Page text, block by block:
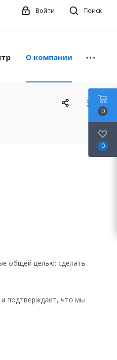
Поиск
Войти
О компании
общей целью: сделать
и подтверждает, что мы
0
0